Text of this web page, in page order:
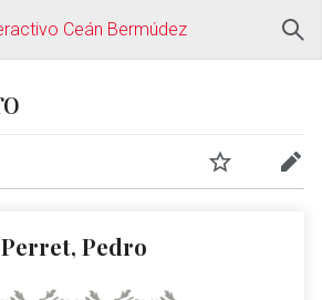
Ceán Bermúdez
Perret, Pedro